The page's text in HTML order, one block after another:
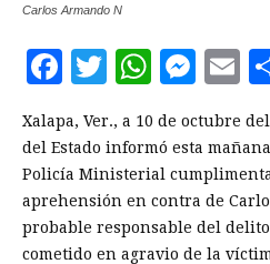
Carlos Armando N
Facebook
Twitter
Xalapa, Ver., a 10 de octubre
del Estado informó esta
Policía Ministerial
aprehensión en contra de
probable responsable del
cometido en agravio de la